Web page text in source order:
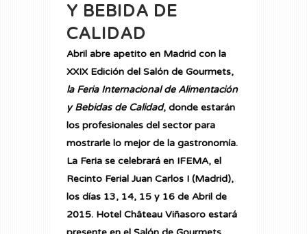
Y BEBIDA DE
CALIDAD
Abril abre apetito en Madrid con la
XXIX Edición del Salón de Gourmets,
la Feria Internacional de Alimentación
y Bebidas de Calidad, donde estarán
los profesionales del sector para
mostrarle lo mejor de la gastronomía.
La Feria se celebrará en IFEMA, el
Recinto Ferial Juan Carlos I (Madrid),
los días 13, 14, 15 y 16 de Abril de
2015. Hotel Château Viñasoro estará